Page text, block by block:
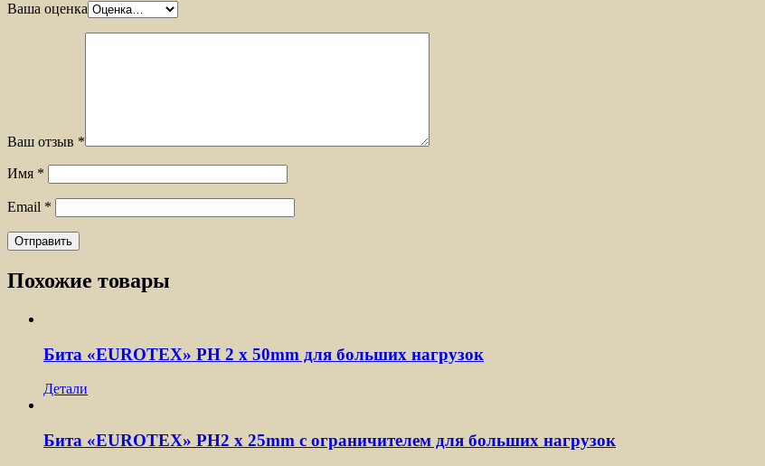
Ваша оценка
Ваш отзыв *
Имя *
Email *
Похожие товары
Бита «EUROTEX» PH 2 х 50mm для больших нагрузок
Детали
Бита «EUROTEX» PH2 х 25mm с ограничителем для больших нагрузок